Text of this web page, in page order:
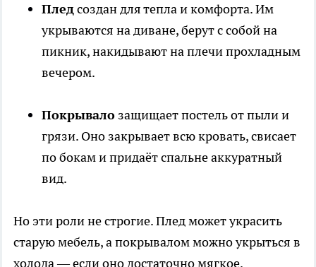
Пледсоздан для тепла и комфорта. Им
укрываются на диване, берут с собой на
пикник, накидывают на плечи прохладным
вечером.
Покрывало защищает постель от пыли и
грязи. Оно закрывает всю кровать, свисает
по бокам и придаёт спальне аккуратный
вид.
Но эти роли не строгие. Плед может украсить
старую мебель, а покрывалом можно укрыться в
холода — если оно достаточно мягкое.